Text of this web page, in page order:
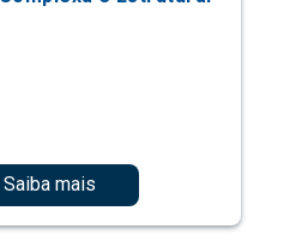
Saiba mais